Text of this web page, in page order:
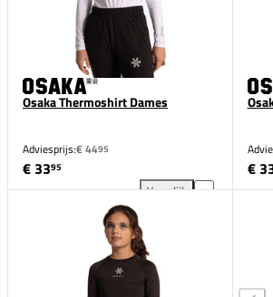
Osaka Thermoshirt Dames
Adviesprijs:€ 4495
€ 3395
Vergelijk
Osaka Thermoshirt
€